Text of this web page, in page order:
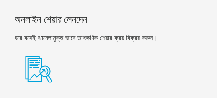
অনলাইন শেয়ার লেনদেন
ঘরে বসেই ঝামেলামুক্ত ভাবে তাৎক্ষণিক শেয়ার ক্রয় বিক্রয় করুন।